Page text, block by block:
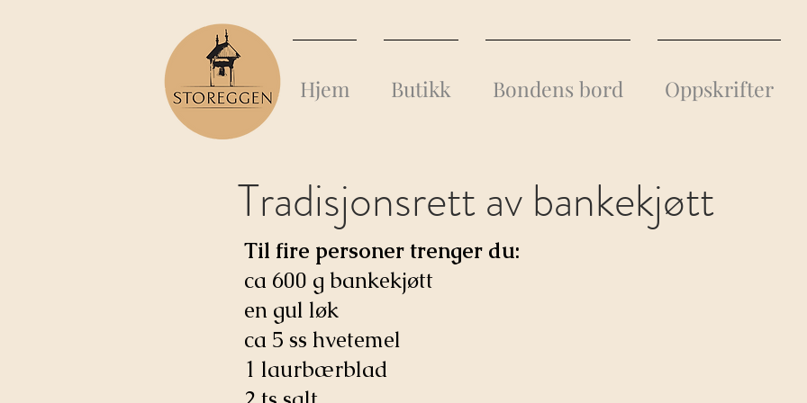
Hjem Butikk Bondens bord Oppskrifter
Tradisjonsrett av bankekjøtt
Til fire personer trenger du:
ca 600 g bankekjøtt
en gul løk
ca 5 ss hvetemel
1 laurbærblad